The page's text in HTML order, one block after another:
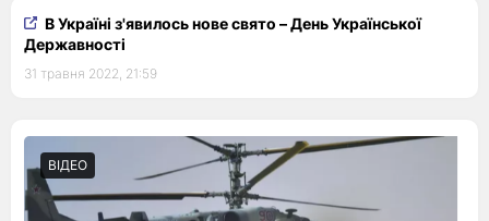
В Україні з'явилось нове свято – День Української
Державності
31 травня 2022, 21:59
ВІДЕО